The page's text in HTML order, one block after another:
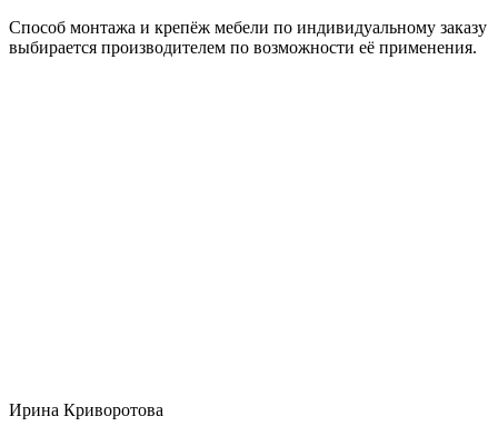
Способ монтажа и крепёж мебели по индивидуальному заказу
выбирается производителем по возможности её применения.
Ирина Криворотова